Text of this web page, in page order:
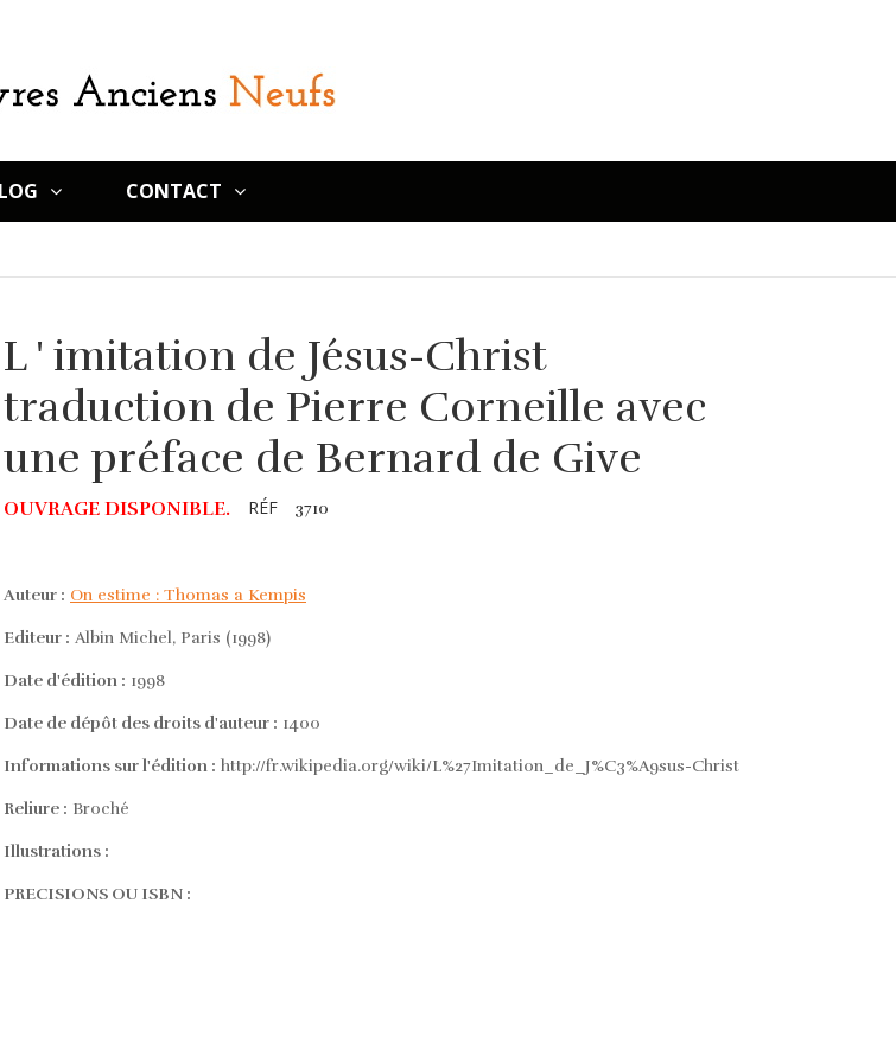
CONTACT
L ' imitation de Jésus-Christ
traduction de Pierre Corneille avec
une préface de Bernard de Give
OUVRAGE DISPONIBLE. RÉF 3710
Auteur : On estime : Thomas a Kempis
Editeur : Albin Michel, Paris (1998)
Date d'édition : 1998
Date de dépôt des droits d'auteur : 1400
Informations sur l'édition : http://fr.wikipedia.org/wiki/L%27Imitation_de_J%C3%A9sus-Christ
Reliure : Broché
Illustrations :
PRECISIONS OU ISBN :